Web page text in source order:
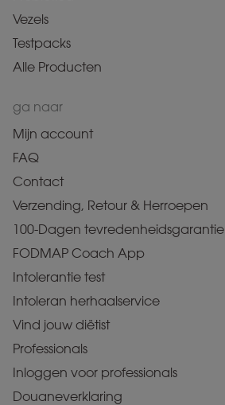
Vezels
Testpacks
Alle Producten
ga naar
Mijn account
FAQ
Contact
Verzending, Retour & Herroepen
100-Dagen tevredenheidsgarantie
FODMAP Coach App
Intolerantie test
Intoleran herhaalservice
Vind jouw diëtist
Professionals
Inloggen voor professionals
Douaneverklaring